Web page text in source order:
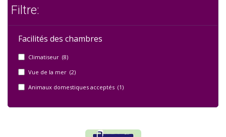
Filtre:
Facilités des chambres
Climatiseur (8)
Vue de la mer (2)
Animaux domestiques acceptés (1)